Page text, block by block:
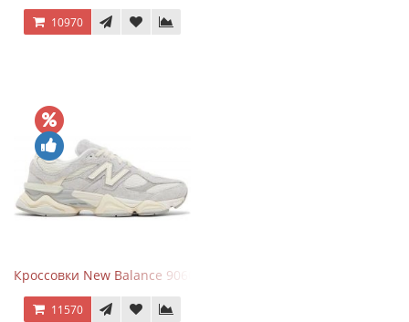
10970
Кроссовки New Balance 9060 Quartz Grey
11570